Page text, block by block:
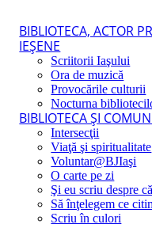
BIBLIOTECA, ACTOR
IEŞENE
Scriitorii Iaşului
Ora de muzică
Provocările culturii
Nocturna
BIBLIOTECA ŞI
Intersecţii
Viaţă şi spiritualitate
Voluntar@BJIaşi
O carte pe zi
Şi eu scriu despre
Să înţelegem ce
Scriu în culori